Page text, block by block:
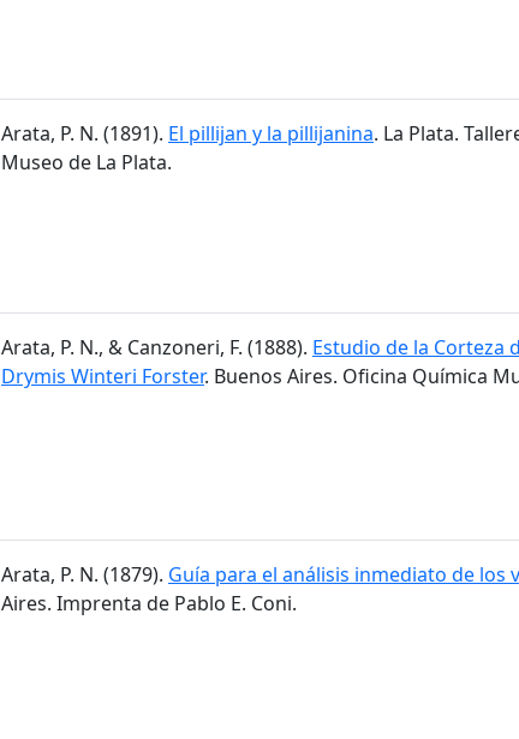
Arata, P. N. (1891). El pillijan y la pillijanina. La Plata.
Museo de La Plata.
Arata, P. N., & Canzoneri, F. (1888). Estudio de la Corteza
Drymis Winteri Forster. Buenos Aires. Oficina Química
Arata, P. N. (1879). Guía para el análisis inmediato de los
Aires. Imprenta de Pablo E. Coni.